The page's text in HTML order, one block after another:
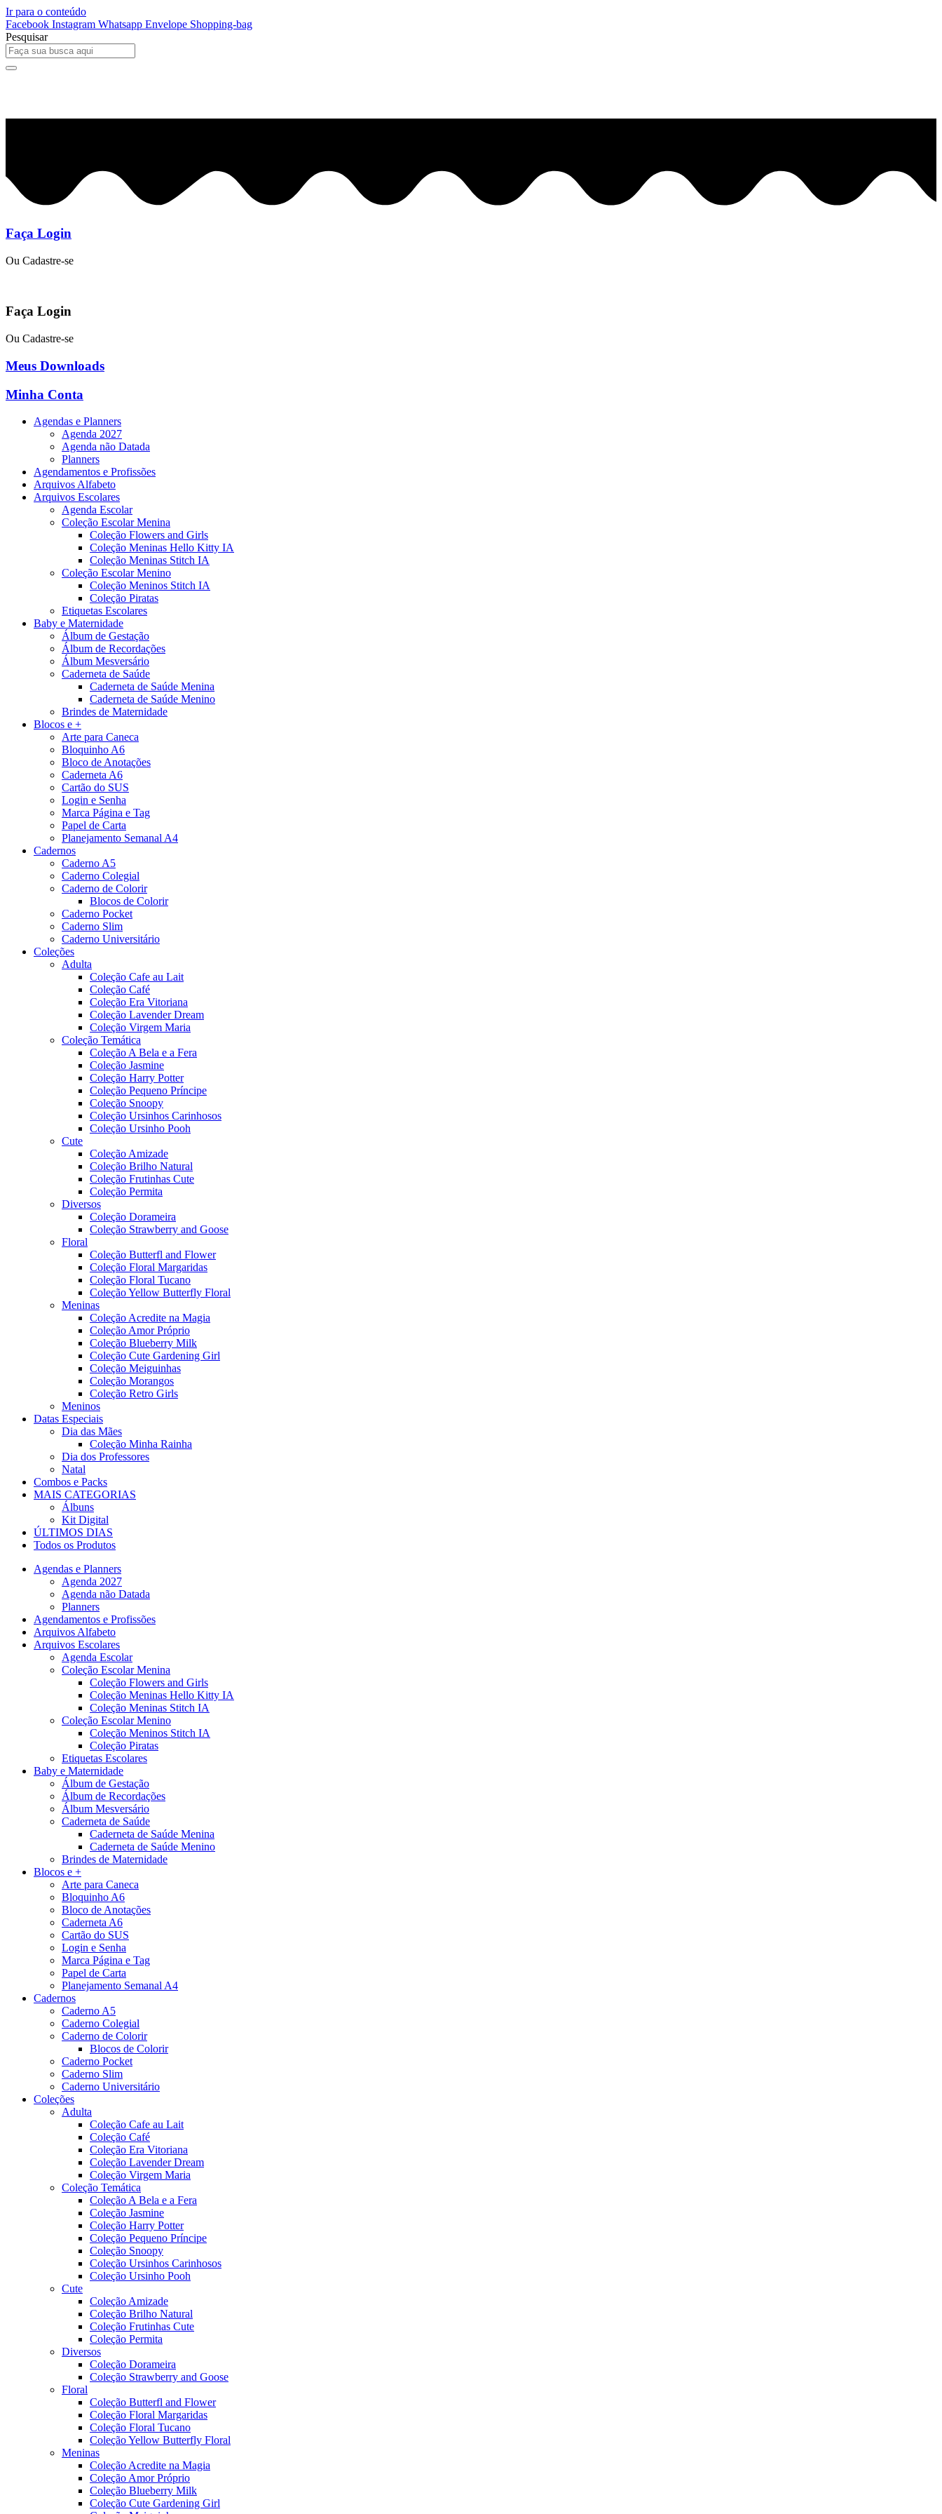
Ir para o conteúdo
Facebook Instagram Whatsapp Envelope Shopping-bag
Pesquisar
Faça Login
Ou Cadastre-se
Faça Login
Ou Cadastre-se
Meus Downloads
Minha Conta
Agendas e Planners
Agenda 2027
Agenda não Datada
Planners
Agendamentos e Profissões
Arquivos Alfabeto
Arquivos Escolares
Agenda Escolar
Coleção Escolar Menina
Coleção Flowers and Girls
Coleção Meninas Hello Kitty IA
Coleção Meninas Stitch IA
Coleção Escolar Menino
Coleção Meninos Stitch IA
Coleção Piratas
Etiquetas Escolares
Baby e Maternidade
Álbum de Gestação
Álbum de Recordações
Álbum Mesversário
Caderneta de Saúde
Caderneta de Saúde Menina
Caderneta de Saúde Menino
Brindes de Maternidade
Blocos e +
Arte para Caneca
Bloquinho A6
Bloco de Anotações
Caderneta A6
Cartão do SUS
Login e Senha
Marca Página e Tag
Papel de Carta
Planejamento Semanal A4
Cadernos
Caderno A5
Caderno Colegial
Caderno de Colorir
Blocos de Colorir
Caderno Pocket
Caderno Slim
Caderno Universitário
Coleções
Adulta
Coleção Cafe au Lait
Coleção Café
Coleção Era Vitoriana
Coleção Lavender Dream
Coleção Virgem Maria
Coleção Temática
Coleção A Bela e a Fera
Coleção Jasmine
Coleção Harry Potter
Coleção Pequeno Príncipe
Coleção Snoopy
Coleção Ursinhos Carinhosos
Coleção Ursinho Pooh
Cute
Coleção Amizade
Coleção Brilho Natural
Coleção Frutinhas Cute
Coleção Permita
Diversos
Coleção Dorameira
Coleção Strawberry and Goose
Floral
Coleção Butterfl and Flower
Coleção Floral Margaridas
Coleção Floral Tucano
Coleção Yellow Butterfly Floral
Meninas
Coleção Acredite na Magia
Coleção Amor Próprio
Coleção Blueberry Milk
Coleção Cute Gardening Girl
Coleção Meiguinhas
Coleção Morangos
Coleção Retro Girls
Meninos
Datas Especiais
Dia das Mães
Coleção Minha Rainha
Dia dos Professores
Natal
Combos e Packs
MAIS CATEGORIAS
Álbuns
Kit Digital
ÚLTIMOS DIAS
Todos os Produtos
Agendas e Planners
Agenda 2027
Agenda não Datada
Planners
Agendamentos e Profissões
Arquivos Alfabeto
Arquivos Escolares
Agenda Escolar
Coleção Escolar Menina
Coleção Flowers and Girls
Coleção Meninas Hello Kitty IA
Coleção Meninas Stitch IA
Coleção Escolar Menino
Coleção Meninos Stitch IA
Coleção Piratas
Etiquetas Escolares
Baby e Maternidade
Álbum de Gestação
Álbum de Recordações
Álbum Mesversário
Caderneta de Saúde
Caderneta de Saúde Menina
Caderneta de Saúde Menino
Brindes de Maternidade
Blocos e +
Arte para Caneca
Bloquinho A6
Bloco de Anotações
Caderneta A6
Cartão do SUS
Login e Senha
Marca Página e Tag
Papel de Carta
Planejamento Semanal A4
Cadernos
Caderno A5
Caderno Colegial
Caderno de Colorir
Blocos de Colorir
Caderno Pocket
Caderno Slim
Caderno Universitário
Coleções
Adulta
Coleção Cafe au Lait
Coleção Café
Coleção Era Vitoriana
Coleção Lavender Dream
Coleção Virgem Maria
Coleção Temática
Coleção A Bela e a Fera
Coleção Jasmine
Coleção Harry Potter
Coleção Pequeno Príncipe
Coleção Snoopy
Coleção Ursinhos Carinhosos
Coleção Ursinho Pooh
Cute
Coleção Amizade
Coleção Brilho Natural
Coleção Frutinhas Cute
Coleção Permita
Diversos
Coleção Dorameira
Coleção Strawberry and Goose
Floral
Coleção Butterfl and Flower
Coleção Floral Margaridas
Coleção Floral Tucano
Coleção Yellow Butterfly Floral
Meninas
Coleção Acredite na Magia
Coleção Amor Próprio
Coleção Blueberry Milk
Coleção Cute Gardening Girl